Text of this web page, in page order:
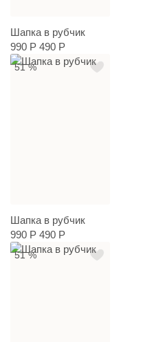
Шапка в рубчик
990 Р 490 Р
51 %
Шапка в рубчик
990 Р 490 Р
51 %